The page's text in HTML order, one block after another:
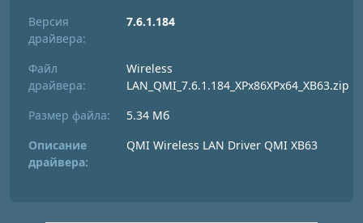
Версия
драйвера:
7.6.1.184
Файл
драйвера:
Wireless
LAN_QMI_7.6.1.184_XPx86XPx64_XB63.zip
Размер файла:
5.34 Мб
Описание
драйвера:
QMI Wireless LAN Driver QMI XB63